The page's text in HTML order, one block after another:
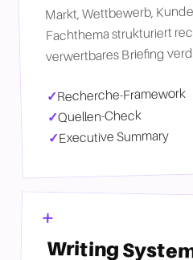
Markt, Wettbewerb,
Fachthema strukturiert
verwertbares Briefing
Recherche-Framework
Quellen-Check
Executive Summary
Writing